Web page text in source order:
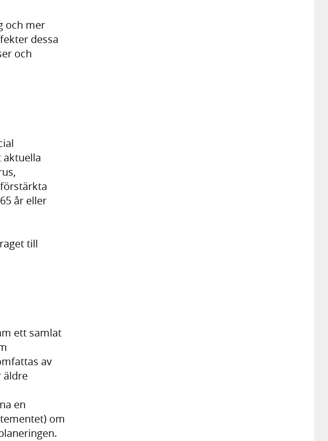
och mer
dessa
och
aktuella
år eller
till
ett samlat
av
äldre
en
om